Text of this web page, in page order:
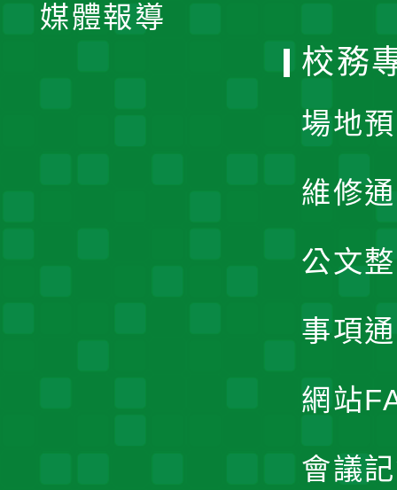
媒體報導
校務
場地
維修
公文
事項
網站
會議